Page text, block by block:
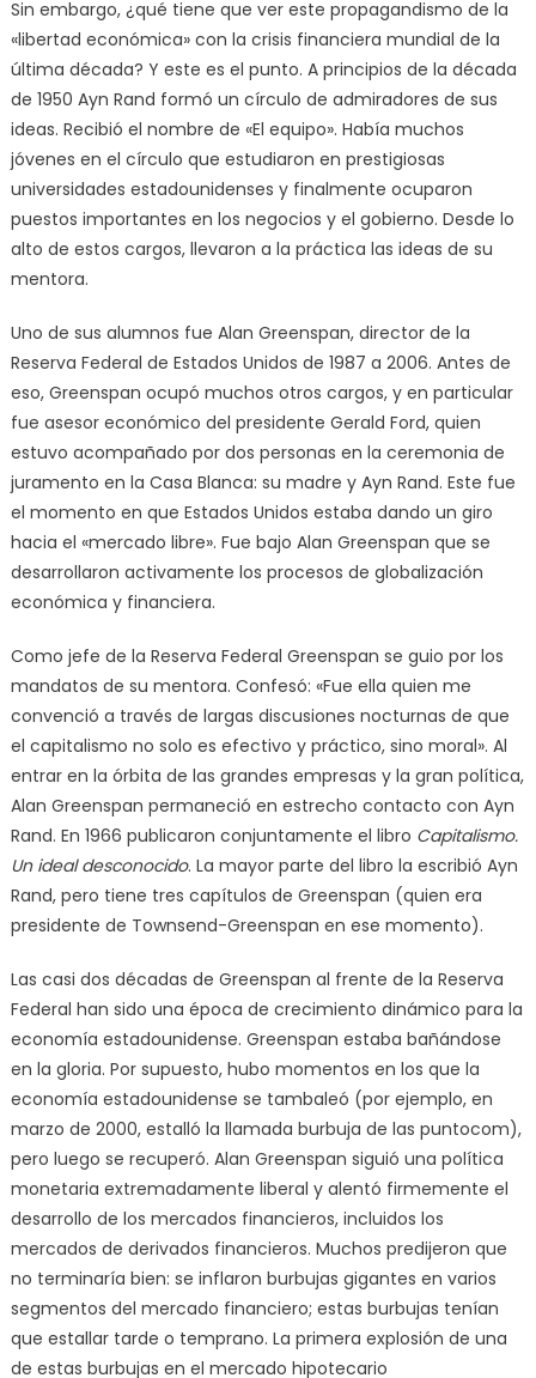
Sin embargo, ¿qué tiene que ver este propagandismo de la
«libertad económica» con la crisis financiera mundial de la
última década? Y este es el punto. A principios de la década
de 1950 Ayn Rand formó un círculo de admiradores de sus
ideas. Recibió el nombre de «El equipo». Había muchos
jóvenes en el círculo que estudiaron en prestigiosas
universidades estadounidenses y finalmente ocuparon
puestos importantes en los negocios y el gobierno. Desde lo
alto de estos cargos, llevaron a la práctica las ideas de su
mentora.
Uno de sus alumnos fue Alan Greenspan, director de la
Reserva Federal de Estados Unidos de 1987 a 2006. Antes de
eso, Greenspan ocupó muchos otros cargos, y en particular
fue asesor económico del presidente Gerald Ford, quien
estuvo acompañado por dos personas en la ceremonia de
juramento en la Casa Blanca: su madre y Ayn Rand. Este fue
el momento en que Estados Unidos estaba dando un giro
hacia el «mercado libre». Fue bajo Alan Greenspan que se
desarrollaron activamente los procesos de globalización
económica y financiera.
Como jefe de la Reserva Federal Greenspan se guio por los
mandatos de su mentora. Confesó: «Fue ella quien me
convenció a través de largas discusiones nocturnas de que
el capitalismo no solo es efectivo y práctico, sino moral». Al
entrar en la órbita de las grandes empresas y la gran política,
Alan Greenspan permaneció en estrecho contacto con Ayn
Rand. En 1966 publicaron conjuntamente el libro Capitalismo.
Un ideal desconocido. La mayor parte del libro la escribió Ayn
Rand, pero tiene tres capítulos de Greenspan (quien era
presidente de Townsend-Greenspan en ese momento).
Las casi dos décadas de Greenspan al frente de la Reserva
Federal han sido una época de crecimiento dinámico para la
economía estadounidense. Greenspan estaba bañándose
en la gloria. Por supuesto, hubo momentos en los que la
economía estadounidense se tambaleó (por ejemplo, en
marzo de 2000, estalló la llamada burbuja de las puntocom),
pero luego se recuperó. Alan Greenspan siguió una política
monetaria extremadamente liberal y alentó firmemente el
desarrollo de los mercados financieros, incluidos los
mercados de derivados financieros. Muchos predijeron que
no terminaría bien: se inflaron burbujas gigantes en varios
segmentos del mercado financiero; estas burbujas tenían
que estallar tarde o temprano. La primera explosión de una
de estas burbujas en el mercado hipotecario